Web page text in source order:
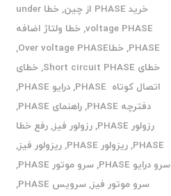
خرید PHASE از چین ,
خطا under
voltage PHASE
,خطا ولتاژ اضافه
PHASE
,خطاOver voltage PHASE
,
خطای Short circuit PHASE
,خطای
اتصال کوتاه PHASE
,درایو PHASE
,
دفترچه PHASE
,راهنمای PHASE
,
رزولور PHASE
,رزولور فیز,رفع خطا
PHASE
,ریزولور PHASE ,ریزولور فیز,
سرو درایو PHASE
,سرو موتور PHASE
,
سرو موتور فیز,سرویس PHASE
,